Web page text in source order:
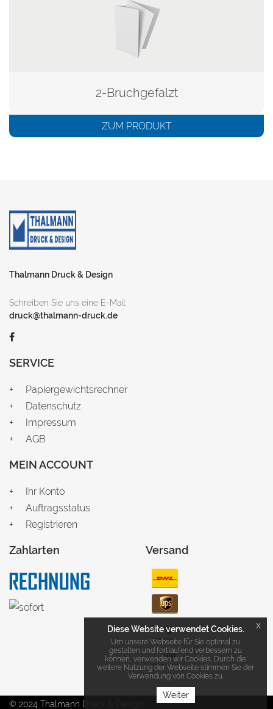
2-Bruchgefalzt
ZUM PRODUKT
Thalmann Druck & Design
Schreiben Sie uns eine E-Mail:
druck@thalmann-druck.de
SERVICE
Papiergewichtsrechner
Datenschutz
Impressum
AGB
MEIN ACCOUNT
Ihr Konto
Auftragsstatus
Registrieren
Zahlarten Versand
© 2024 Thalmann Druck & Design
Diese Website verwendet Cookies.
Um unsere Webseite für Sie optimal zu
gestalten und fortlaufend verbessern zu
können, verwenden wir Cookies. Durch die
weitere Nutzung der Webseite stimmen Sie der
Verwendung von Cookies zu.
Weiter
x